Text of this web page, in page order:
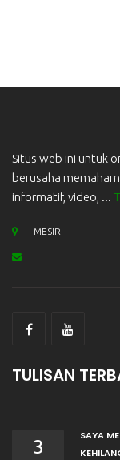
Situs web ini untuk
berusaha
informatif, video, ...
MESIR
TULISAN
3
SAYA